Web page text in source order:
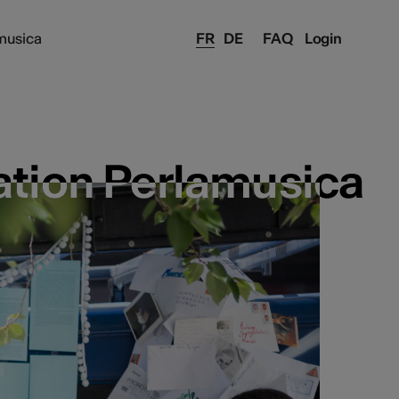
FAQ Login
FR DE
Perlamusica
Perlamusica